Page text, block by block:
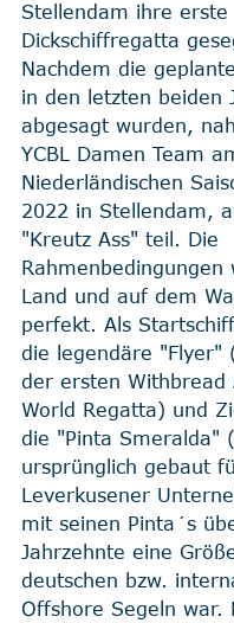
Stellendam ihre erste
Dickschiffregatta
Nachdem die
in den letzten beiden
abgesagt wurden,
YCBL Damen Team
Niederländischen
2022 in Stellendam,
"Kreutz Ass" teil. Die
Rahmenbedingungen
Land und auf dem
perfekt. Als
die legendäre "Flyer"
der ersten Withbread
World Regatta) und
die "Pinta Smeralda" (
ursprünglich gebaut
Leverkusener
mit seinen Pinta´s
Jahrzehnte eine
deutschen bzw.
Offshore Segeln war.